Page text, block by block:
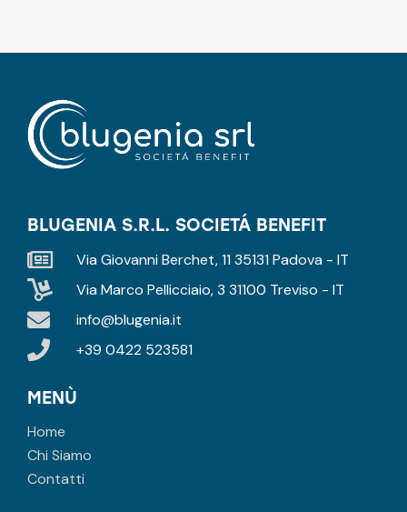
BLUGENIA S.R.L. SOCIETÁ BENEFIT
Via Giovanni Berchet, 11 35131 Padova - IT
Via Marco Pellicciaio, 3 31100 Treviso - IT
info@blugenia.it
+39 0422 523581
MENÙ
Home
Chi Siamo
Contatti